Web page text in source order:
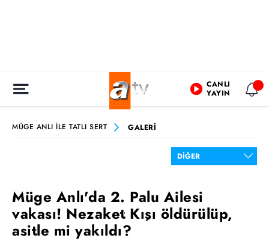
CANLI
YAYIN
MÜGE ANLI İLE TATLI SERT GALERİ
Müge Anlı'da 2. Palu Ailesi
vakası! Nezaket Kışı öldürülüp,
asitle mi yakıldı?